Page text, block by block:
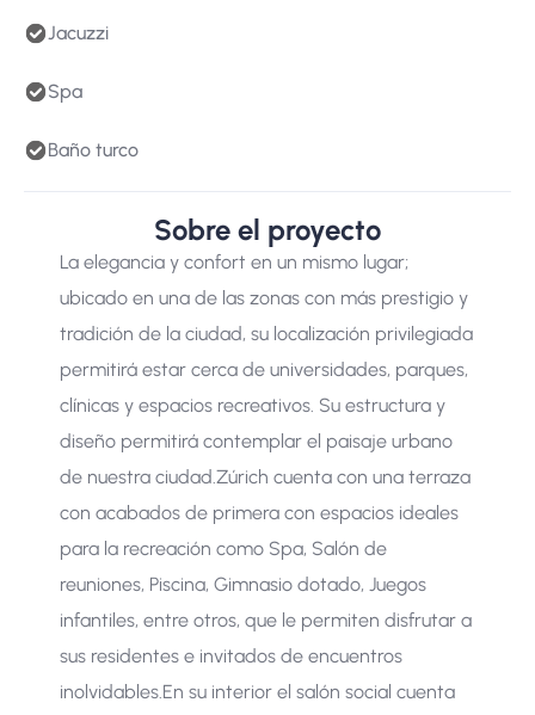
Jacuzzi
Spa
Baño turco
Sobre el proyecto
La elegancia y confort en un mismo lugar;
ubicado en una de las zonas con más prestigio y
tradición de la ciudad, su localización privilegiada
permitirá estar cerca de universidades, parques,
clínicas y espacios recreativos. Su estructura y
diseño permitirá contemplar el paisaje urbano
de nuestra ciudad. ​Zúrich cuenta con una terraza
con acabados de primera con espacios ideales
para la recreación como Spa, Salón de
reuniones, Piscina, Gimnasio dotado, Juegos
infantiles, entre otros, que le permiten disfrutar a
sus residentes e invitados de encuentros
inolvidables. ​En su interior el salón social cuenta